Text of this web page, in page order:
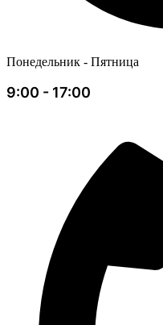
Понедельник - Пятница
9:00 - 17:00